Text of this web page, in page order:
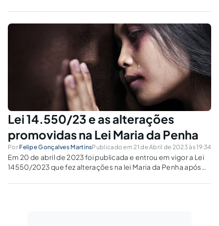
razão de diversos fatores, como a ausência de unidades
especializadas em...
Lei 14.550/23 e as alterações
promovidas na Lei Maria da Penha
Por Felipe Gonçalves MartinsPublicado em 21 de Abril de 2023 às 19:34
Em 20 de abril de 2023 foi publicada e entrou em vigor a Lei
14550/2023 que fez alterações na lei Maria da Penha após
Senadora Simone Tebet. Importante destacar o último